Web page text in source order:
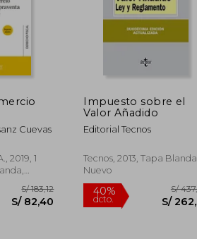
dcto.
de Cuevas
2019, 1
Impuesto sobre el
Valor Añadido
Editorial Tecnos
Tecnos, 2013, Tapa Blanda,
Nuevo